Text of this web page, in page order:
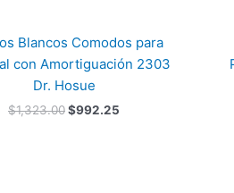
Blancos Comodos para
con Amortiguación 2303
Dr. Hosue
$1,323.00$992.25